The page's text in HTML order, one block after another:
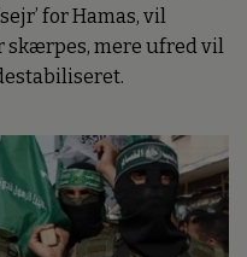
for Hamas, vil
skærpes, mere ufred vil